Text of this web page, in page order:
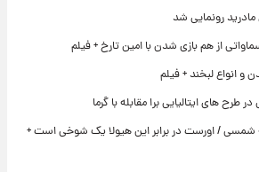
مادرید رونمایی شد
از هم بازی شدن با امین تارخ + فیلم
و انواع لبخند + فیلم
طرح های ایتالیایی برا مقابله با گرما
شمسی / اورست در برابر این هیولا یک شوخی است +